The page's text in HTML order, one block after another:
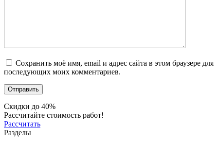
Сохранить моё имя, email и адрес сайта в этом браузере для
последующих моих комментариев.
Скидки до 40%
Рассчитайте стоимость работ!
Рассчитать
Разделы